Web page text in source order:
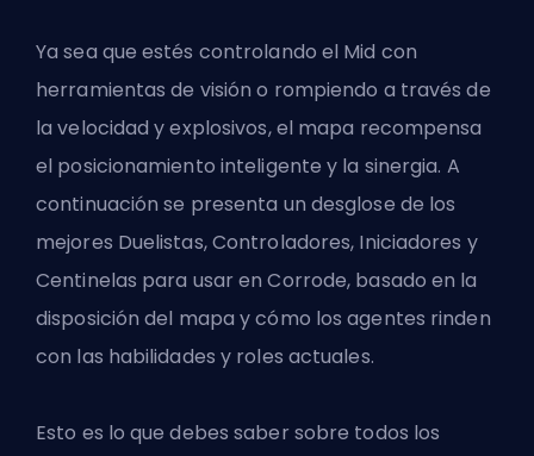
Ya sea que estés controlando el Mid con
herramientas de visión o rompiendo a través de
la velocidad y explosivos, el mapa recompensa
el posicionamiento inteligente y la sinergia. A
continuación se presenta un desglose de los
mejores Duelistas, Controladores, Iniciadores y
Centinelas para usar en Corrode, basado en la
disposición del mapa y cómo los agentes rinden
con las habilidades y roles actuales.
Esto es lo que debes saber sobre todos los